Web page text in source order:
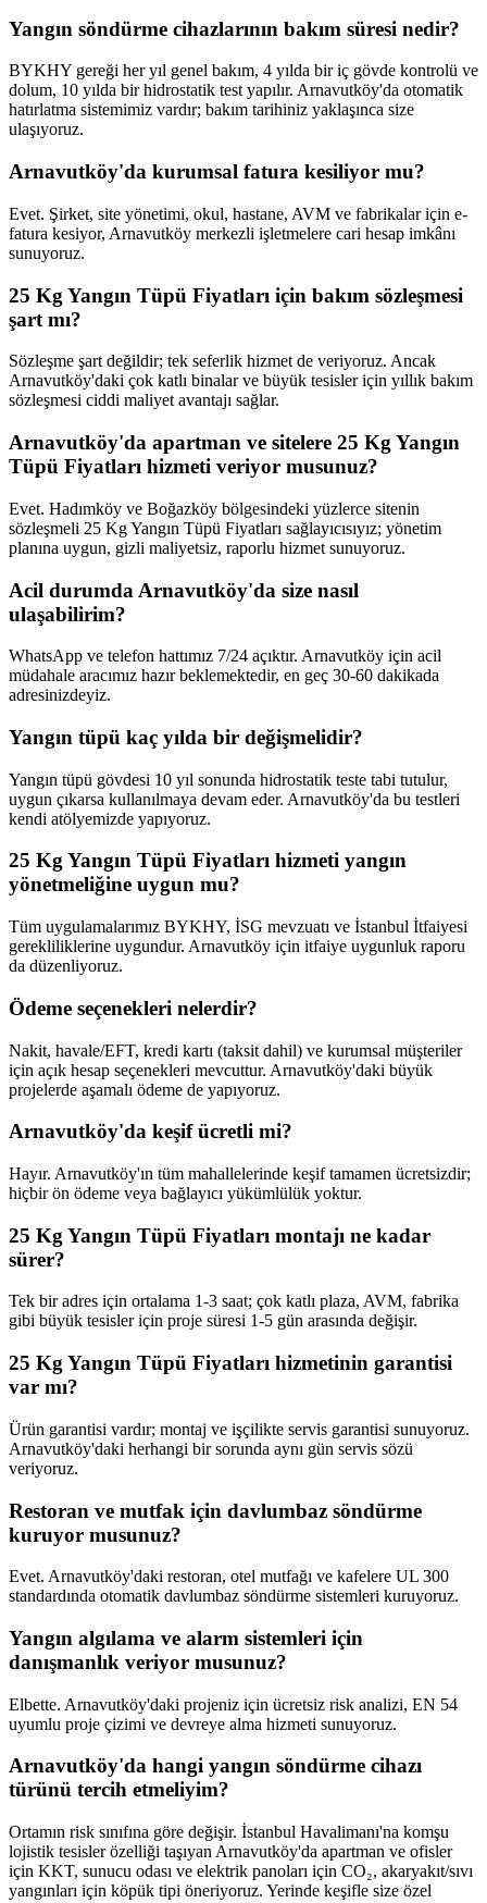
Yangın söndürme cihazlarının bakım süresi nedir?
BYKHY gereği her yıl genel bakım, 4 yılda bir iç gövde kontrolü ve
dolum, 10 yılda bir hidrostatik test yapılır. Arnavutköy'da otomatik
hatırlatma sistemimiz vardır; bakım tarihiniz yaklaşınca size
ulaşıyoruz.
Arnavutköy'da kurumsal fatura kesiliyor mu?
Evet. Şirket, site yönetimi, okul, hastane, AVM ve fabrikalar için e-
fatura kesiyor, Arnavutköy merkezli işletmelere cari hesap imkânı
sunuyoruz.
25 Kg Yangın Tüpü Fiyatları için bakım sözleşmesi
şart mı?
Sözleşme şart değildir; tek seferlik hizmet de veriyoruz. Ancak
Arnavutköy'daki çok katlı binalar ve büyük tesisler için yıllık bakım
sözleşmesi ciddi maliyet avantajı sağlar.
Arnavutköy'da apartman ve sitelere 25 Kg Yangın
Tüpü Fiyatları hizmeti veriyor musunuz?
Evet. Hadımköy ve Boğazköy bölgesindeki yüzlerce sitenin
sözleşmeli 25 Kg Yangın Tüpü Fiyatları sağlayıcısıyız; yönetim
planına uygun, gizli maliyetsiz, raporlu hizmet sunuyoruz.
Acil durumda Arnavutköy'da size nasıl
ulaşabilirim?
WhatsApp ve telefon hattımız 7/24 açıktır. Arnavutköy için acil
müdahale aracımız hazır beklemektedir, en geç 30-60 dakikada
adresinizdeyiz.
Yangın tüpü kaç yılda bir değişmelidir?
Yangın tüpü gövdesi 10 yıl sonunda hidrostatik teste tabi tutulur,
uygun çıkarsa kullanılmaya devam eder. Arnavutköy'da bu testleri
kendi atölyemizde yapıyoruz.
25 Kg Yangın Tüpü Fiyatları hizmeti yangın
yönetmeliğine uygun mu?
Tüm uygulamalarımız BYKHY, İSG mevzuatı ve İstanbul İtfaiyesi
gerekliliklerine uygundur. Arnavutköy için itfaiye uygunluk raporu
da düzenliyoruz.
Ödeme seçenekleri nelerdir?
Nakit, havale/EFT, kredi kartı (taksit dahil) ve kurumsal müşteriler
için açık hesap seçenekleri mevcuttur. Arnavutköy'daki büyük
projelerde aşamalı ödeme de yapıyoruz.
Arnavutköy'da keşif ücretli mi?
Hayır. Arnavutköy'ın tüm mahallelerinde keşif tamamen ücretsizdir;
hiçbir ön ödeme veya bağlayıcı yükümlülük yoktur.
25 Kg Yangın Tüpü Fiyatları montajı ne kadar
sürer?
Tek bir adres için ortalama 1-3 saat; çok katlı plaza, AVM, fabrika
gibi büyük tesisler için proje süresi 1-5 gün arasında değişir.
25 Kg Yangın Tüpü Fiyatları hizmetinin garantisi
var mı?
Ürün garantisi vardır; montaj ve işçilikte servis garantisi sunuyoruz.
Arnavutköy'daki herhangi bir sorunda aynı gün servis sözü
veriyoruz.
Restoran ve mutfak için davlumbaz söndürme
kuruyor musunuz?
Evet. Arnavutköy'daki restoran, otel mutfağı ve kafelere UL 300
standardında otomatik davlumbaz söndürme sistemleri kuruyoruz.
Yangın algılama ve alarm sistemleri için
danışmanlık veriyor musunuz?
Elbette. Arnavutköy'daki projeniz için ücretsiz risk analizi, EN 54
uyumlu proje çizimi ve devreye alma hizmeti sunuyoruz.
Arnavutköy'da hangi yangın söndürme cihazı
türünü tercih etmeliyim?
Ortamın risk sınıfına göre değişir. İstanbul Havalimanı'na komşu
lojistik tesisler özelliği taşıyan Arnavutköy'da apartman ve ofisler
için KKT, sunucu odası ve elektrik panoları için CO₂, akaryakıt/sıvı
yangınları için köpük tipi öneriyoruz. Yerinde keşifle size özel